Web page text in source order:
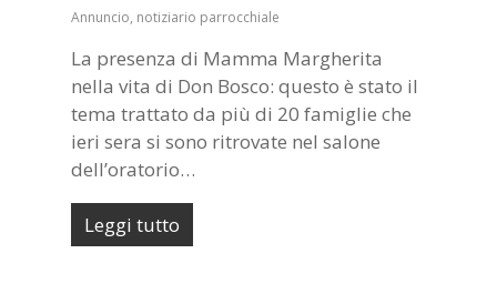
Annuncio, notiziario parrocchiale
La presenza di Mamma Margherita
nella vita di Don Bosco: questo è stato il
tema trattato da più di 20 famiglie che
ieri sera si sono ritrovate nel salone
dell’oratorio…
Leggi tutto